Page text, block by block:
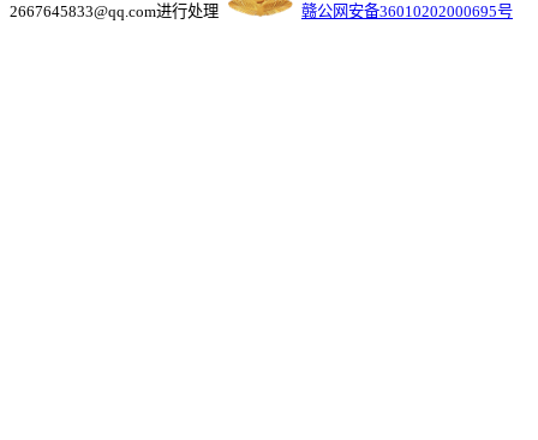
2667645833@qq.com进行处理 赣公网安备36010202000695号